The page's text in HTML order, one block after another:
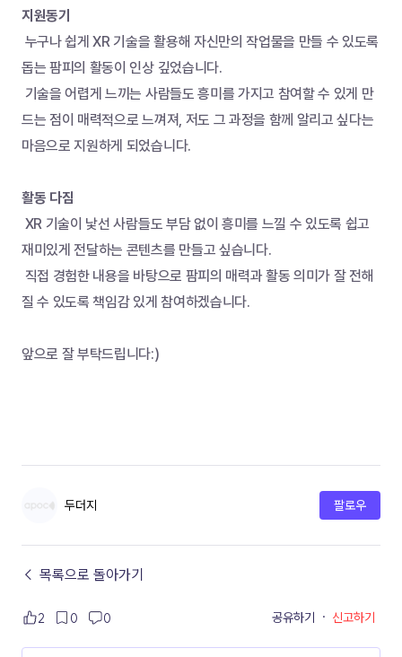
지원동기
돕는 팜피의 활동이 인상 깊었습니다.
드는 점이 매력적으로 느껴져, 저도 그 과정을 함께 알리고 싶다는
마음으로 지원하게 되었습니다.
활동 다짐
재미있게 전달하는 콘텐츠를 만들고 싶습니다.
질 수 있도록 책임감 있게 참여하겠습니다.
앞으로 잘 부탁드립니다:)
두더지 팔로우
← 목록으로 돌아가기
2 0 0 공유하기 · 신고하기